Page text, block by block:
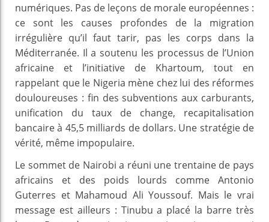
numériques. Pas de leçons de morale européennes :
ce sont les causes profondes de la migration
irrégulière qu’il faut tarir, pas les corps dans la
Méditerranée. Il a soutenu les processus de l’Union
africaine et l’initiative de Khartoum, tout en
rappelant que le Nigeria mène chez lui des réformes
douloureuses : fin des subventions aux carburants,
unification du taux de change, recapitalisation
bancaire à 45,5 milliards de dollars. Une stratégie de
vérité, même impopulaire.
Le sommet de Nairobi a réuni une trentaine de pays
africains et des poids lourds comme Antonio
Guterres et Mahamoud Ali Youssouf. Mais le vrai
message est ailleurs : Tinubu a placé la barre très